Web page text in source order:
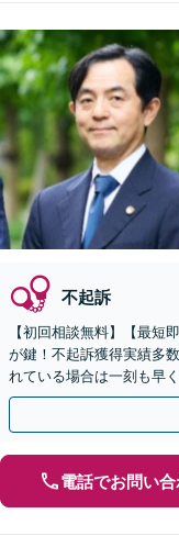
不起訴
【初回相談無料】【最短
が鍵！不起訴獲得実績多
れている場合は一刻も早
漢／盗撮／のぞき／その
電話でお問い合